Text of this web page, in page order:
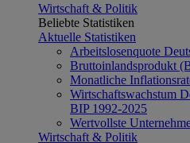
Wirtschaft & Politik
Beliebte Statistiken
Aktuelle Statistiken
Arbeitslosenquote
Bruttoinlandsprodukt
Monatliche
Wirtschaftswachstum
BIP 1992-2025
Wertvollste
Wirtschaft & Politik